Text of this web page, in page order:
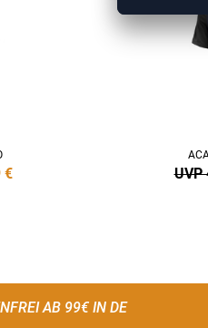
€ UVP
AB 99€ IN DE